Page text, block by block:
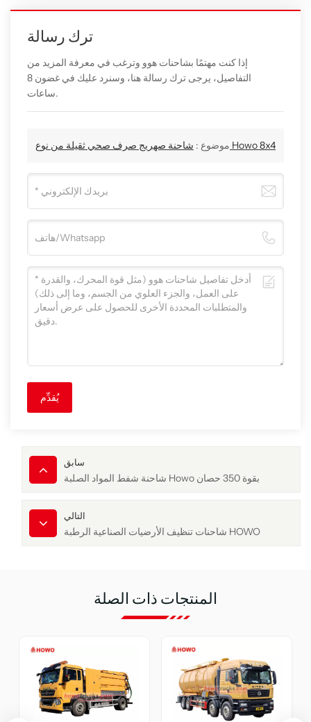
ترك رسالة
إذا كنت مهتمًا بشاحنات هوو وترغب في معرفة المزيد من
التفاصيل، يرجى ترك رسالة هنا، وسنرد عليك في غضون 8
ساعات.
موضوع : شاحنة صهريج صرف صحي ثقيلة من نوع Howo 8x4
يُقدِّم
سابق
شاحنة شفط المواد الصلبة Howo بقوة 350 حصان
التالي
شاحنات تنظيف الأرضيات الصناعية الرطبة HOWO
المنتجات ذات الصلة